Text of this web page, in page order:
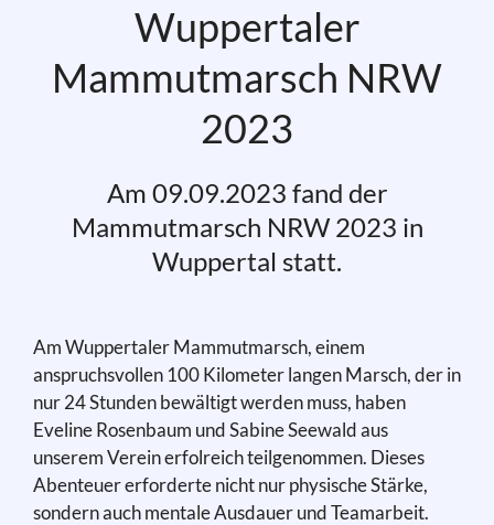
Wuppertaler
Mammutmarsch NRW
2023
Am 09.09.2023 fand der
Mammutmarsch NRW 2023 in
Wuppertal statt.
Am Wuppertaler Mammutmarsch, einem
anspruchsvollen 100 Kilometer langen Marsch, der in
nur 24 Stunden bewältigt werden muss, haben
Eveline Rosenbaum und Sabine Seewald aus
unserem Verein erfolreich teilgenommen. Dieses
Abenteuer erforderte nicht nur physische Stärke,
sondern auch mentale Ausdauer und Teamarbeit.